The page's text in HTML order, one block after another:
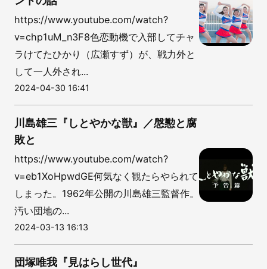
https://www.youtube.com/watch?
v=chp1uM_n3F8色恋動機で入部してチャ
ラけてたひかり（広瀬すず）が、戦力外と
して一人外され...
2024-04-30 16:41
川島雄三『しとやかな獣』／慇懃と腐
敗と
https://www.youtube.com/watch?
v=eb1XoHpwdGE何気なく観たらやられて
しまった。1962年公開の川島雄三監督作。
汚い団地の...
2024-03-13 16:13
団塚唯我『見はらし世代』